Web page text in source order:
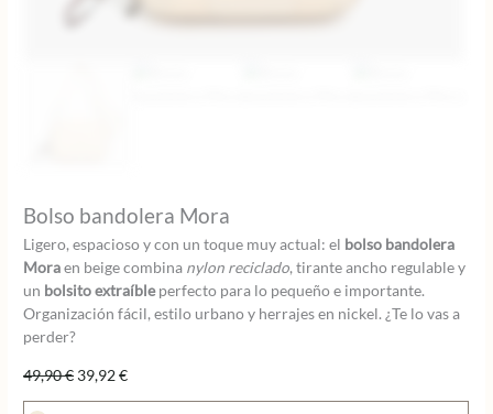
Bolso bandolera Mora
Ligero, espacioso y con un toque muy actual: el bolso bandolera
Moraen beige combina nylon reciclado, tirante ancho regulable y
un bolsito extraíbleperfecto para lo pequeño e importante.
Organización fácil, estilo urbano y herrajes en nickel. ¿Te lo vas a
perder?
49,90€ El
precio
39,92€El
precio